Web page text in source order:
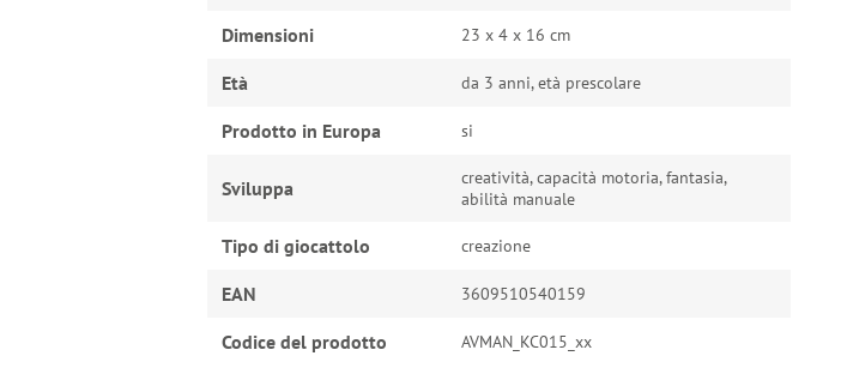
Dimensioni 23 x 4 x 16 cm
Età da 3 anni, età prescolare
Prodotto in Europa si
Sviluppa
creatività, capacità motoria, fantasia,
abilità manuale
Tipo di giocattolo creazione
EAN 3609510540159
Codice del prodotto AVMAN_KC015_xx